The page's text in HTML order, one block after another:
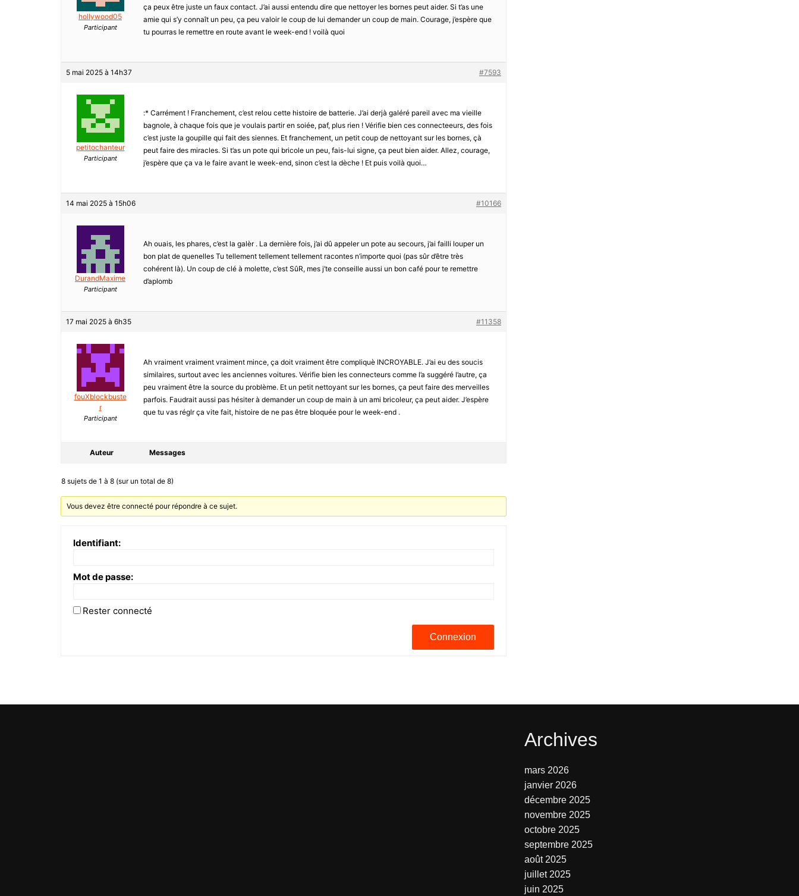
hollywood05
Participant
ça peux être juste un faux contact. J’ai aussi entendu dire que nettoyer les bornes peut aider. Si t’as une
amie qui s’y connaît un peu, ça peu valoir le coup de lui demander un coup de main. Courage, j’espère que
tu pourras le remettre en route avant le week-end ! voilà quoi
5 mai 2025 à 14h37 #7593
petitochanteur
Participant
:* Carrément ! Franchement, c’est relou cette histoire de batterie. J’ai derjà galéré pareil avec ma vieille
bagnole, à chaque fois que je voulais partir en soiée, paf, plus rien ! Vérifie bien ces connecteeurs, des fois
c’est juste la goupille qui fait des siennes. Et franchement, un petit coup de nettoyant sur les bornes, çà
peut faire des miracles. Si t’as un pote qui bricole un peu, fais-lui signe, ça peut bien aider. Allez, courage,
j’espère que ça va le faire avant le week-end, sinon c’est la dèche ! Et puis voilà quoi…
14 mai 2025 à 15h06 #10166
DurandMaxime
Participant
Ah ouais, les phares, c’est la galèr . La dernière fois, j’ai dû appeler un pote au secours, j’ai failli louper un
bon plat de quenelles Tu tellement tellement tellement racontes n’importe quoi (pas sûr d’être très
cohérent là). Un coup de clé à molette, c’est SûR, mes j’te conseille aussi un bon café pour te remettre
d’aplomb
17 mai 2025 à 6h35 #11358
fouXblockbuste
r
Participant
Ah vraiment vraiment vraiment mince, ça doit vraiment être compliquè INCROYABLE. J’ai eu des soucis
similaires, surtout avec les anciennes voitures. Vérifie bien les connecteurs comme l’a suggéré l’autre, ça
peu vraiment être la source du problème. Et un petit nettoyant sur les bornes, ça peut faire des merveilles
parfois. Faudrait aussi pas hésiter à demander un coup de main à un ami bricoleur, ça peut aider. J’espère
que tu vas réglr ça vite fait, histoire de ne pas être bloquée pour le week-end .
Auteur Messages
8 sujets de 1 à 8 (sur un total de 8)
Vous devez être connecté pour répondre à ce sujet.
Identifiant:
Mot de passe:
Rester connecté
Connexion
Archives
mars 2026
janvier 2026
décembre 2025
novembre 2025
octobre 2025
septembre 2025
août 2025
juillet 2025
juin 2025